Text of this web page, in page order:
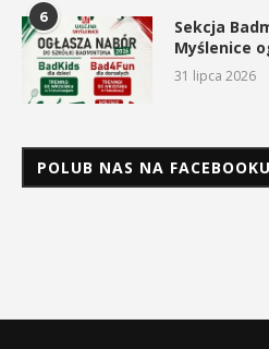
6
Sekcja
Myślenice
31 lipca 2026
POLUB NAS NA FACEBOOKU